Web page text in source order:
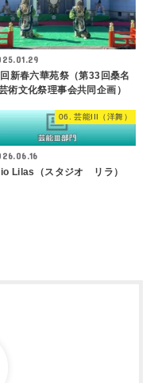
新春六華苑祭（第33回桑名
術文化祭理事会共同企画）
06. 芸能III（洋舞）
Lilas（スタジオ リラ）